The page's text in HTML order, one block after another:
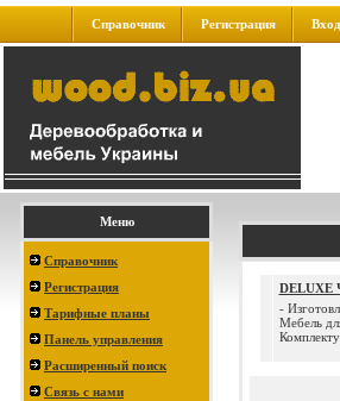
Справочник Регистрация
Меню
Справочник
Регистрация
Тарифные планы
Панель управления
Расширенный поиск
Связь с нами
DELUXE
-
Мебель